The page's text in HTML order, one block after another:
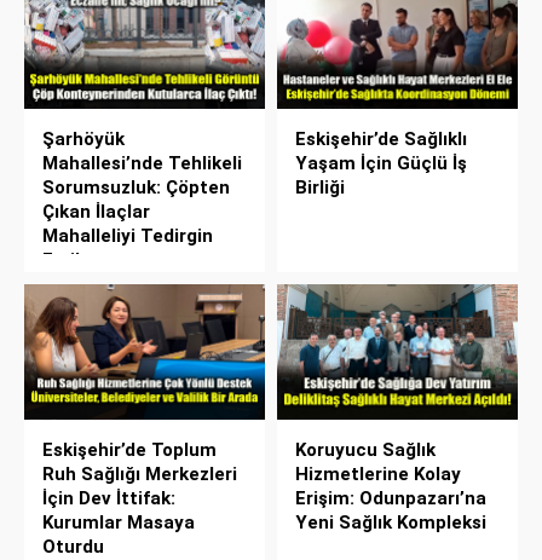
Şarhöyük
Mahallesi’nde Tehlikeli
Sorumsuzluk: Çöpten
Çıkan İlaçlar
Mahalleliyi Tedirgin
Etti!
Eskişehir’de Sağlıklı
Yaşam İçin Güçlü İş
Birliği
Eskişehir’de Toplum
Ruh Sağlığı Merkezleri
İçin Dev İttifak:
Kurumlar Masaya
Oturdu
Koruyucu Sağlık
Hizmetlerine Kolay
Erişim: Odunpazarı’na
Yeni Sağlık Kompleksi